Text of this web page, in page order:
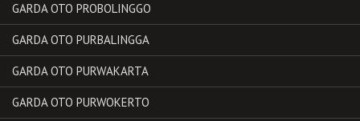
GARDA OTO PROBOLINGGO
GARDA OTO PURBALINGGA
GARDA OTO PURWAKARTA
GARDA OTO PURWOKERTO